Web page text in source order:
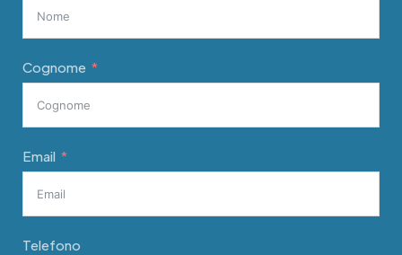
Cognome
Email
Telefono